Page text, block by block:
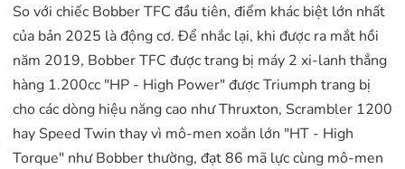
So với chiếc Bobber TFC đầu tiên, điểm khác biệt lớn nhất
của bản 2025 là động cơ. Để nhắc lại, khi được ra mắt hồi
năm 2019, Bobber TFC được trang bị máy 2 xi-lanh thẳng
hàng 1.200cc "HP - High Power" được Triumph trang bị
cho các dòng hiệu năng cao như Thruxton, Scrambler 1200
hay Speed Twin thay vì mô-men xoắn lớn "HT - High
Torque" như Bobber thường, đạt 86 mã lực cùng mô-men